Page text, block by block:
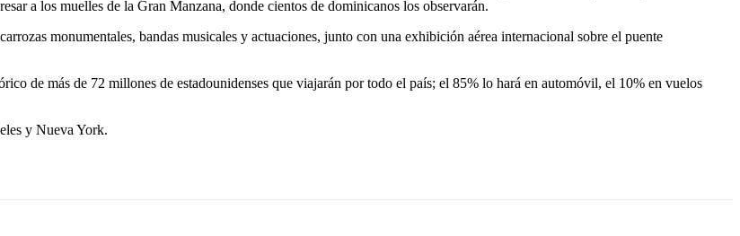
a los muelles de la Gran Manzana, donde cientos de dominicanos los observarán.
monumentales, bandas musicales y actuaciones, junto con una exhibición aérea internacional sobre el puente
de más de 72 millones de estadounidenses que viajarán por todo el país; el 85% lo hará en automóvil, el 10% en vuelos
y Nueva York.